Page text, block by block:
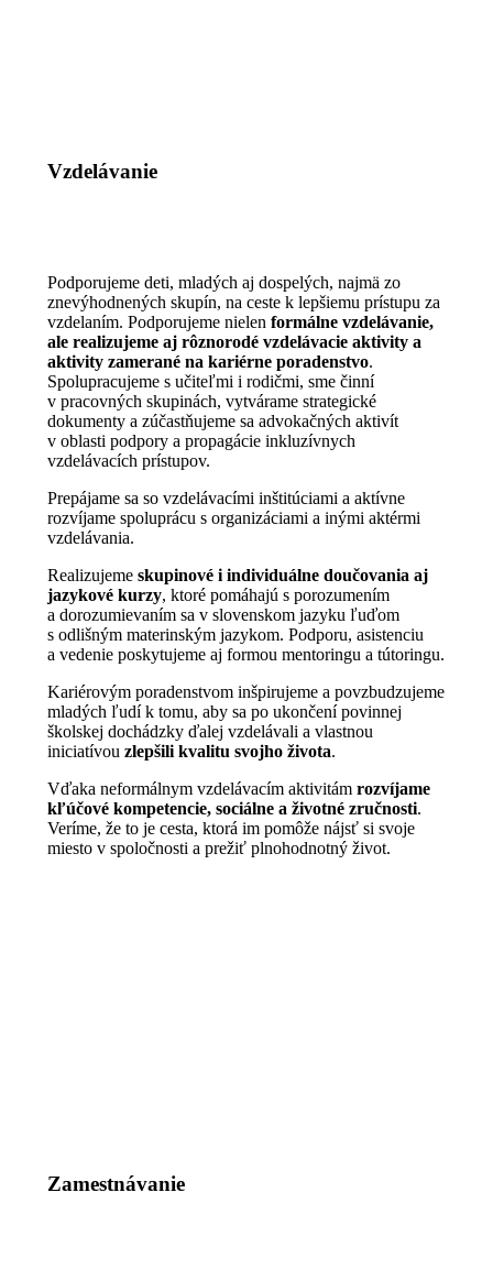
Vzdelávanie
Podporujeme deti, mladých aj dospelých, najmä zo
znevýhodnených skupín, na ceste k lepšiemu prístupu za
vzdelaním. Podporujeme nielen formálne vzdelávanie,
ale realizujeme aj rôznorodé vzdelávacie aktivity a
aktivity zamerané na kariérne poradenstvo.
Spolupracujeme s učiteľmi i rodičmi, sme činní
v pracovných skupinách, vytvárame strategické
dokumenty a zúčastňujeme sa advokačných aktivít
v oblasti podpory a propagácie inkluzívnych
vzdelávacích prístupov.
Prepájame sa so vzdelávacími inštitúciami a aktívne
rozvíjame spoluprácu s organizáciami a inými aktérmi
vzdelávania.
Realizujeme skupinové i individuálne doučovania aj
jazykové kurzy, ktoré pomáhajú s porozumením
a dorozumievaním sa v slovenskom jazyku ľuďom
s odlišným materinským jazykom. Podporu, asistenciu
a vedenie poskytujeme aj formou mentoringu a tútoringu.
Kariérovým poradenstvom inšpirujeme a povzbudzujeme
mladých ľudí k tomu, aby sa po ukončení povinnej
školskej dochádzky ďalej vzdelávali a vlastnou
iniciatívou zlepšili kvalitu svojho života.
Vďaka neformálnym vzdelávacím aktivitám rozvíjame
kľúčové kompetencie, sociálne a životné zručnosti.
Veríme, že to je cesta, ktorá im pomôže nájsť si svoje
miesto v spoločnosti a prežiť plnohodnotný život.
Zamestnávanie